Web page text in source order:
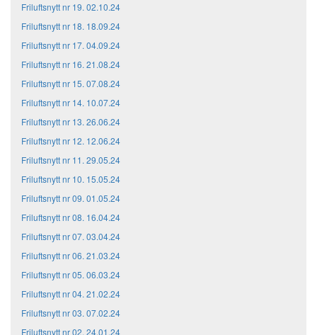
Friluftsnytt nr 19. 02.10.24
Friluftsnytt nr 18. 18.09.24
Friluftsnytt nr 17. 04.09.24
Friluftsnytt nr 16. 21.08.24
Friluftsnytt nr 15. 07.08.24
Friluftsnytt nr 14. 10.07.24
Friluftsnytt nr 13. 26.06.24
Friluftsnytt nr 12. 12.06.24
Friluftsnytt nr 11. 29.05.24
Friluftsnytt nr 10. 15.05.24
Friluftsnytt nr 09. 01.05.24
Friluftsnytt nr 08. 16.04.24
Friluftsnytt nr 07. 03.04.24
Friluftsnytt nr 06. 21.03.24
Friluftsnytt nr 05. 06.03.24
Friluftsnytt nr 04. 21.02.24
Friluftsnytt nr 03. 07.02.24
Friluftsnytt nr 02. 24.01.24